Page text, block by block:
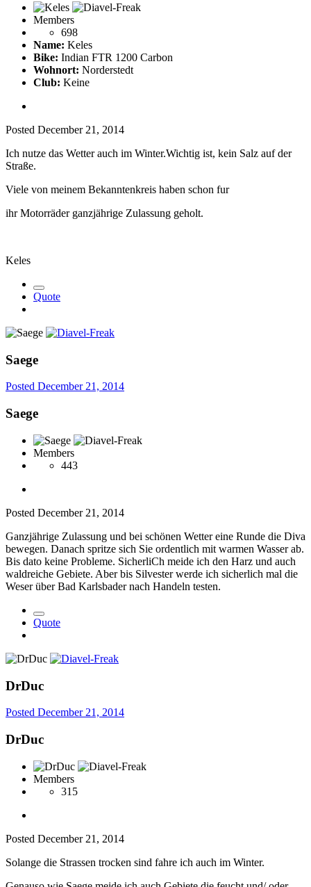
Members
698
Name: Keles
Bike: Indian FTR 1200 Carbon
Wohnort: Norderstedt
Club: Keine
Posted December 21, 2014
Ich nutze das Wetter auch im Winter.Wichtig ist, kein Salz auf der
Straße.
Viele von meinem Bekanntenkreis haben schon fur
ihr Motorräder ganzjährige Zulassung geholt.
Keles
Quote
Saege
Posted December 21, 2014
Saege
Members
443
Posted December 21, 2014
Ganzjährige Zulassung und bei schönen Wetter eine Runde die Diva
bewegen. Danach spritze sich Sie ordentlich mit warmen Wasser ab.
Bis dato keine Probleme. SicherliCh meide ich den Harz und auch
waldreiche Gebiete. Aber bis Silvester werde ich sicherlich mal die
Weser über Bad Karlsbader nach Handeln testen.
Quote
DrDuc
Posted December 21, 2014
DrDuc
Members
315
Posted December 21, 2014
Solange die Strassen trocken sind fahre ich auch im Winter.